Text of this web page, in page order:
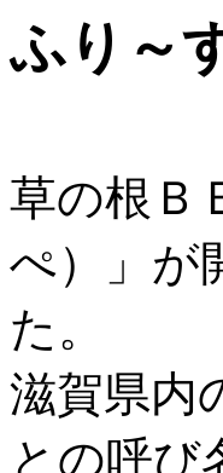
ふり～
草の根Ｂ
ぺ）」が
た。
滋賀県内
との呼び